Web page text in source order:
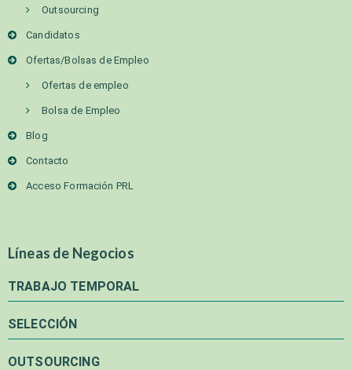
Outsourcing
Candidatos
Ofertas/Bolsas de Empleo
Ofertas de empleo
Bolsa de Empleo
Blog
Contacto
Acceso Formación PRL
Líneas de Negocios
TRABAJO TEMPORAL
SELECCIÓN
OUTSOURCING